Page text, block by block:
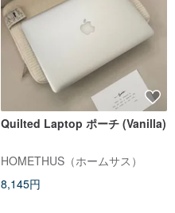
Quilted Laptop ポーチ (Vanilla)
HOMETHUS（ホームサス）
8,145円